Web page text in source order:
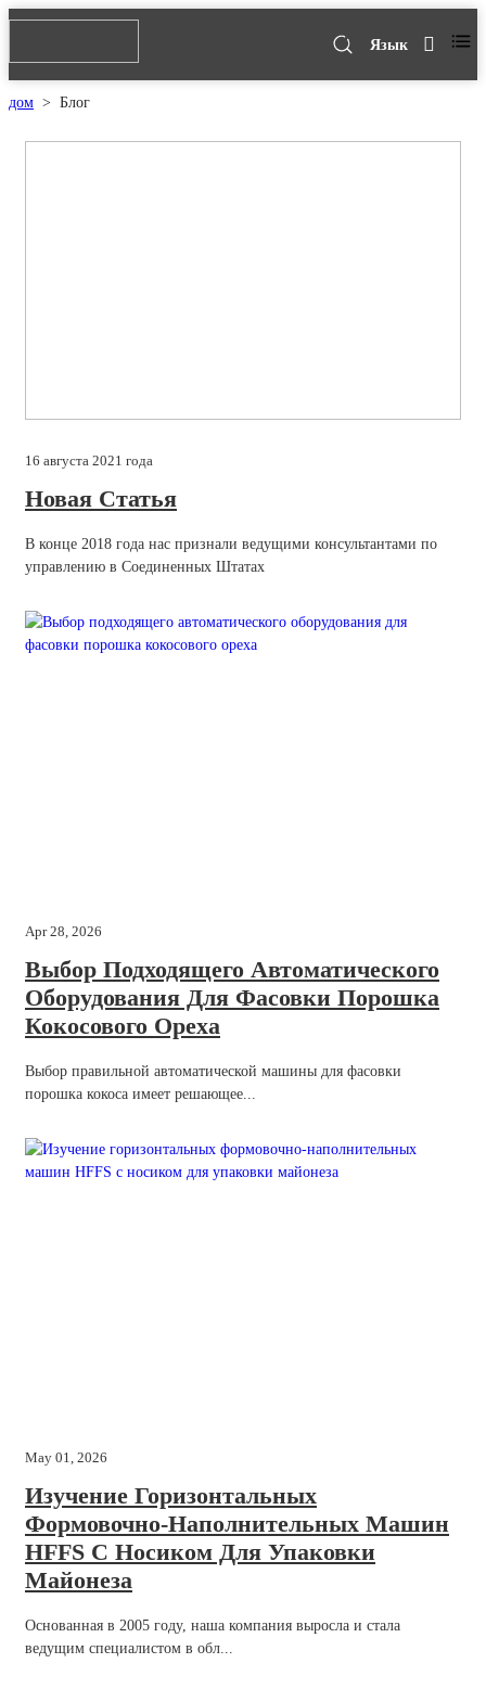
Язык
дом > Блог
16 августа 2021 года
Новая Статья
В конце 2018 года нас признали ведущими консультантами по
управлению в Соединенных Штатах
Apr 28, 2026
Выбор Подходящего Автоматического
Оборудования Для Фасовки Порошка
Кокосового Ореха
Выбор правильной автоматической машины для фасовки
порошка кокоса имеет решающее...
May 01, 2026
Изучение Горизонтальных
Формовочно-Наполнительных Машин
HFFS С Носиком Для Упаковки
Майонеза
Основанная в 2005 году, наша компания выросла и стала
ведущим специалистом в обл...